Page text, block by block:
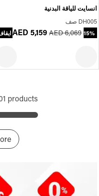
انسايت للياقة البدنية
DH005 صف
AED 5,159 AED 6,069 15% ايقاف
products